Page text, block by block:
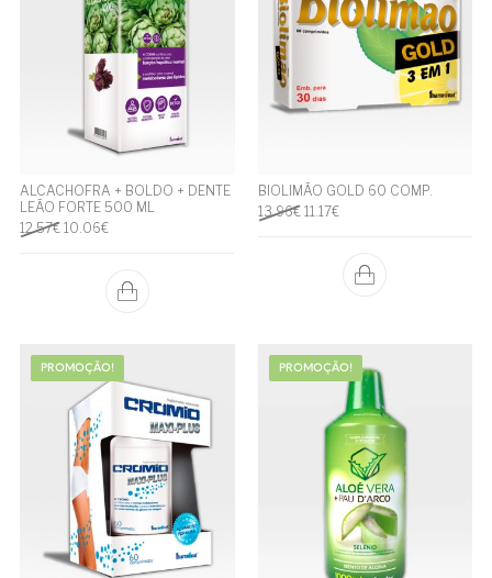
ALCACHOFRA + BOLDO + DENTE
LEÃO FORTE 500 ML
12.57€ O preço original era: 12.57€.
10.06€O preço atual é: 10.06€.
BIOLIMÃO GOLD 60 COMP.
13.96€ O preço original era: 13.96€.
11.17€O preço atual é: 11.17€.
PROMOÇÃO! PROMOÇÃO!